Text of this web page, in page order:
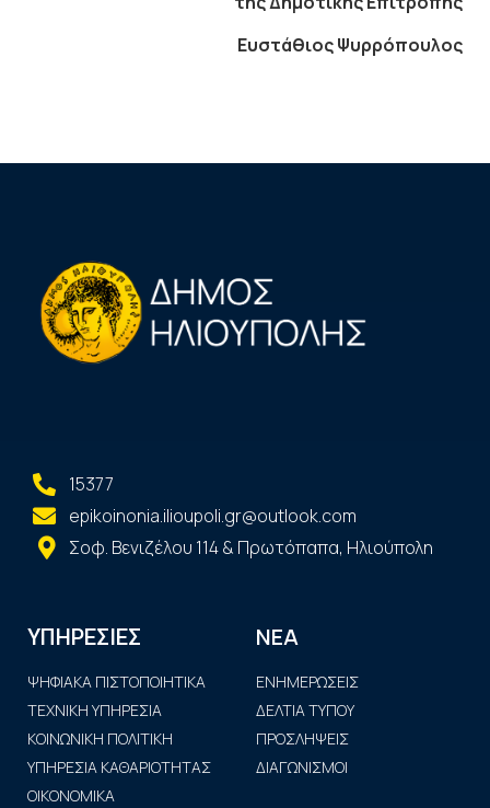
Ευστάθιος Ψυρρόπουλος
15377
epikoinonia.ilioupoli.gr@outlook.com
Σοφ. Βενιζέλου 114 & Πρωτόπαπα, Ηλιούπολη
ΥΠΗΡΕΣΙΕΣ
ΨΗΦΙΑΚΑ ΠΙΣΤΟΠΟΙΗΤΙΚΑ
ΤΕΧΝΙΚΗ ΥΠΗΡΕΣΙΑ
ΚΟΙΝΩΝΙΚΗ ΠΟΛΙΤΙΚΗ
ΥΠΗΡΕΣΙΑ ΚΑΘΑΡΙΟΤΗΤΑΣ
ΟΙΚΟΝΟΜΙΚΑ
ΝΕΑ
ΕΝΗΜΕΡΩΣΕΙΣ
ΔΕΛΤΙΑ ΤΥΠΟΥ
ΠΡΟΣΛΗΨΕΙΣ
ΔΙΑΓΩΝΙΣΜΟΙ